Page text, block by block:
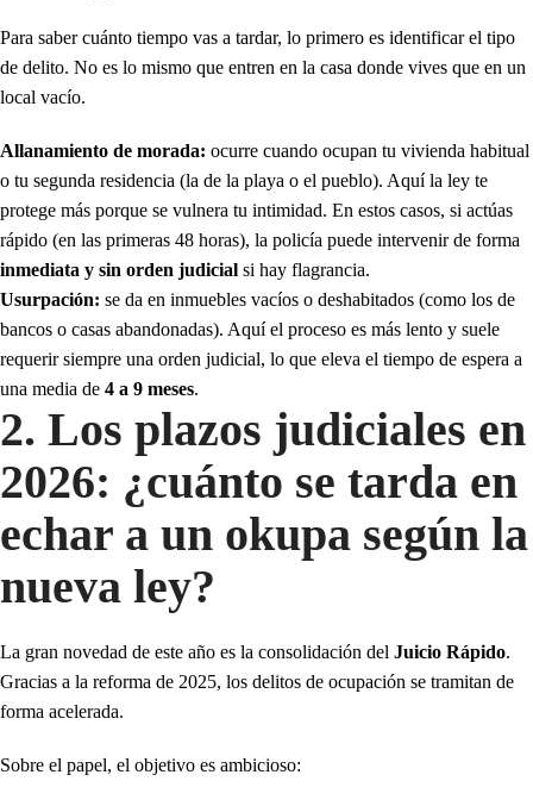
Para saber cuánto tiempo vas a tardar, lo primero es identificar el tipo
de delito. No es lo mismo que entren en la casa donde vives que en un
local vacío.
Allanamiento de morada: ocurre cuando ocupan tu vivienda habitual
o tu segunda residencia (la de la playa o el pueblo). Aquí la ley te
protege más porque se vulnera tu intimidad. En estos casos, si actúas
rápido (en las primeras 48 horas), la policía puede intervenir de forma
inmediata y sin orden judicial si hay flagrancia.
Usurpación: se da en inmuebles vacíos o deshabitados (como los de
bancos o casas abandonadas). Aquí el proceso es más lento y suele
requerir siempre una orden judicial, lo que eleva el tiempo de espera a
una media de 4 a 9 meses.
2. Los plazos judiciales en
2026: ¿cuánto se tarda en
echar a un okupa según la
nueva ley?
La gran novedad de este año es la consolidación del Juicio Rápido.
Gracias a la reforma de 2025, los delitos de ocupación se tramitan de
forma acelerada.
Sobre el papel, el objetivo es ambicioso: